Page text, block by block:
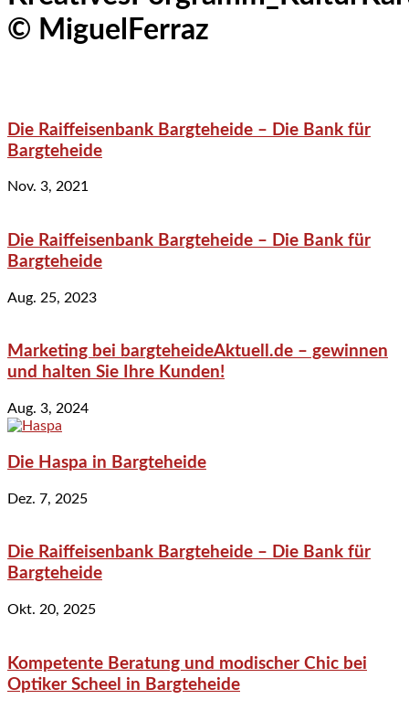
© MiguelFerraz
Die Raiffeisenbank Bargteheide – Die Bank für
Bargteheide
Nov. 3, 2021
Die Raiffeisenbank Bargteheide – Die Bank für
Bargteheide
Aug. 25, 2023
Marketing bei bargteheideAktuell.de – gewinnen
und halten Sie Ihre Kunden!
Aug. 3, 2024
Die Haspa in Bargteheide
Dez. 7, 2025
Die Raiffeisenbank Bargteheide – Die Bank für
Bargteheide
Okt. 20, 2025
Kompetente Beratung und modischer Chic bei
Optiker Scheel in Bargteheide